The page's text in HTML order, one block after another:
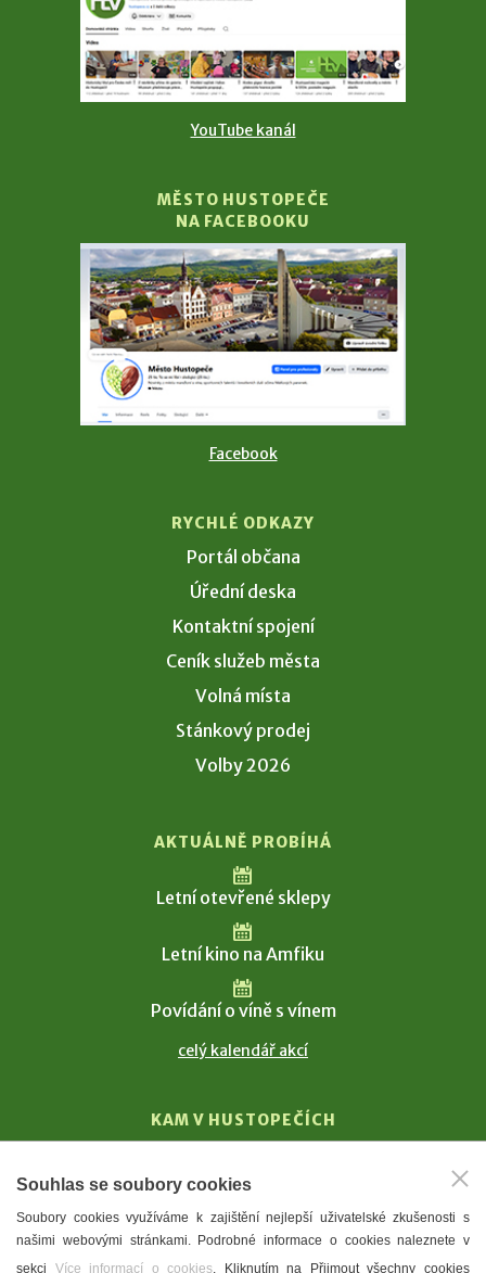
YouTube kanál
MĚSTO HUSTOPEČE
NA FACEBOOKU
Facebook
RYCHLÉ ODKAZY
Portál občana
Úřední deska
Kontaktní spojení
Ceník služeb města
Volná místa
Stánkový prodej
Volby 2026
AKTUÁLNĚ PROBÍHÁ
Letní otevřené sklepy
Letní kino na Amfiku
Povídání o víně s vínem
celý kalendář akcí
KAM V HUSTOPEČÍCH
T. G. Masaryk
Mandloně
Ubytování
Souhlas se soubory cookies
Soubory cookies využíváme k zajištění nejlepší uživatelské zkušenosti s
našimi webovými stránkami. Podrobné informace o cookies naleznete v
sekci Více informací o cookies. Kliknutím na Přijmout všechny cookies